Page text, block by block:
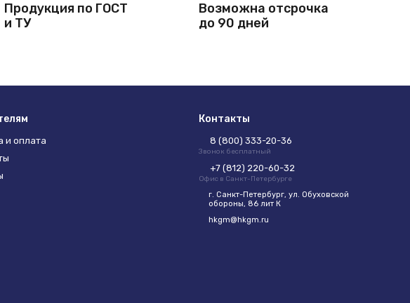
Продукция по ГОСТ
и ТУ
Возможна отсрочка
до 90 дней
и оплата
Контакты
8 (800) 333-20-36
Звонок бесплатный
+7 (812) 220-60-32
Офис в Санкт-Петербурге
г. Санкт-Петербург, ул. Обуховской
обороны, 86 лит К
hkgm@hkgm.ru